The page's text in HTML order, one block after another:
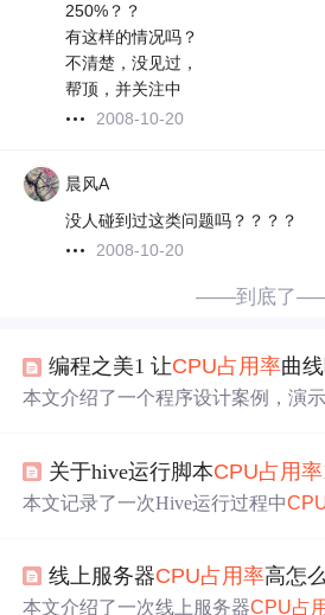
250%？？
有这样的情况吗？
不清楚，没见过，
帮顶，并关注中
2008-10-20
晨风A
没人碰到过这类问题吗？？？？
2008-10-20
——到底了
编程之美1 让CPU占用率曲
本文介绍了一个程序设计案例，演
关于hive运行脚本CPU占用率
本文记录了一次Hive运行过程中
线上服务器CPU占用率高怎
本文介绍了一次线上服务器CPU占